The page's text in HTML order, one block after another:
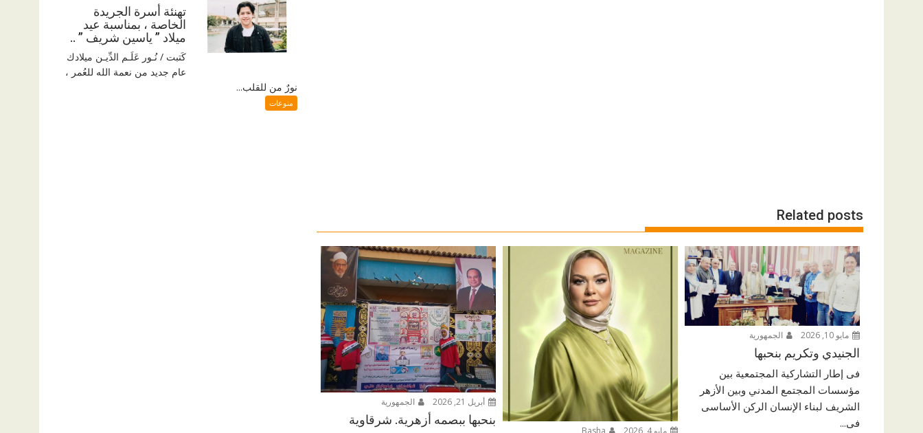
Related posts
مايو 10, 2026 الجمهورية
الجنيدي وتكريم بنحبها
فى إطار التشاركية المجتمعية بين
مؤسسات المجتمع المدني وبين الأزهر
الشريف لبناء الإنسان الركن الأساسى
فى...
أبريل 21, 2026 الجمهورية
بنحبها ببصمه أزهرية. شرقاوية
تهنئة أسرة الجريدة
الخاصة ، بمناسبة عيد
ميلاد ” ياسين شريف ” ..
كَتبت / نُـور عَلَـم الدِّيـن ميلادك
عام جديد من نعمة الله للعُمر ،
نورٌ من للقلب...
منوعات